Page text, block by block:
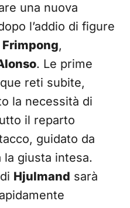
una nuova
l’addio di figure
Frimpong,
. Le prime
reti subite,
la necessità di
il reparto
guidato da
la giusta intesa.
Hjulmand sarà